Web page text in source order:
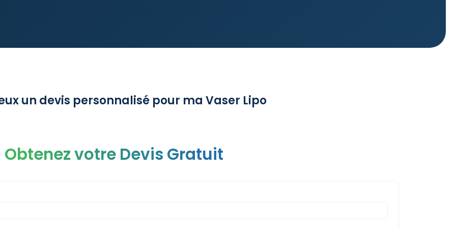
un devis personnalisé pour ma Vaser Lipo
Obtenez votre Devis Gratuit